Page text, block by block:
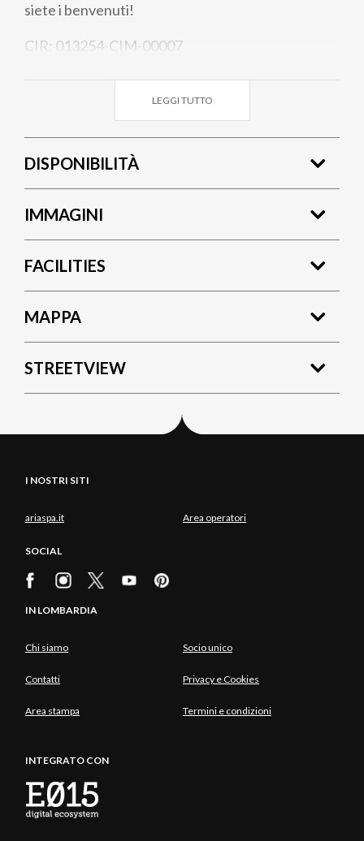
siete i benvenuti!
CIR: 013254-CIM-00007
LEGGI TUTTO
DISPONIBILITÀ
IMMAGINI
FACILITIES
MAPPA
STREETVIEW
I NOSTRI SITI
ariaspa.it Area operatori
SOCIAL
IN LOMBARDIA
Chi siamo Socio unico
Contatti Privacy e Cookies
Area stampa Termini e condizioni
INTEGRATO CON